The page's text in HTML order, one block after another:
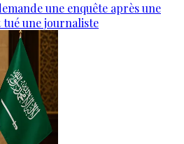
une enquête après une
une journaliste